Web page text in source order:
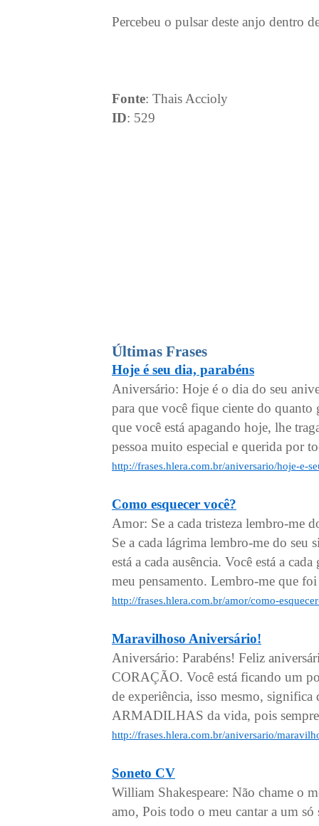
Percebeu o pulsar deste anjo dentro
Fonte: Thais Accioly
ID: 529
Últimas Frases
Hoje é seu dia, parabéns
Aniversário: Hoje é o dia do seu
para que você fique ciente do quanto
que você está apagando hoje, lhe
pessoa muito especial e querida por
http://frases.hlera.com.br/aniversario/hoje-e-
Como esquecer você?
Amor: Se a cada tristeza lembro-me
Se a cada lágrima lembro-me do seu
está a cada ausência. Você está a
meu pensamento. Lembro-me que
http://frases.hlera.com.br/amor/como-
Maravilhoso Aniversário!
Aniversário: Parabéns! Feliz
CORAÇÃO. Você está ficando um
de experiência, isso mesmo, significa
ARMADILHAS da vida, pois
http://frases.hlera.com.br/aniversario/
Soneto CV
William Shakespeare: Não chame o
amo, Pois todo o meu cantar a um